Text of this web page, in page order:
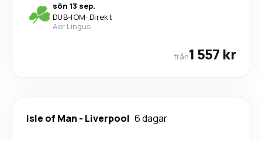
sön 13 sep.
DUB-IOM· Direkt
Aer Lingus
från1 557 kr
Isle of Man - Liverpool 6 dagar